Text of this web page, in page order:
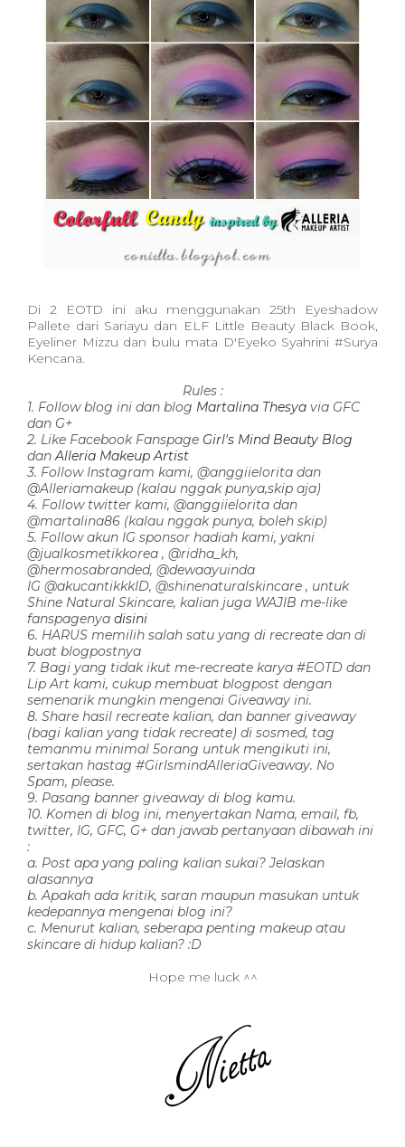
Di 2 EOTD ini aku menggunakan 25th Eyeshadow
Pallete dari Sariayu dan ELF Little Beauty Black Book,
Eyeliner Mizzu dan bulu mata D'Eyeko Syahrini #Surya
Kencana.
Rules :
1. Follow blog ini dan blog Martalina Thesya via GFC
dan G+
2. Like Facebook Fanspage Girl's Mind Beauty Blog
danAlleria Makeup Artist
3. Follow Instagram kami, @anggiielorita dan
@Alleriamakeup (kalau nggak punya,skip aja)
4. Follow twitter kami, @anggiielorita dan
@martalina86 (kalau nggak punya, boleh skip)
5. Follow akun IG sponsor hadiah kami, yakni
@jualkosmetikkorea , @ridha_kh,
@hermosabranded, @dewaayuinda
IG @akucantikkkID, @shinenaturalskincare , untuk
Shine Natural Skincare, kalian juga WAJIB me-like
fanspagenya disini
6. HARUS memilih salah satu yang di recreate dan di
buat blogpostnya
7. Bagi yang tidak ikut me-recreate karya #EOTD dan
Lip Art kami, cukup membuat blogpost dengan
semenarik mungkin mengenai Giveaway ini.
8. Share hasil recreate kalian, dan banner giveaway
(bagi kalian yang tidak recreate) di sosmed, tag
temanmu minimal 5orang untuk mengikuti ini,
sertakan hastag #GirlsmindAlleriaGiveaway. No
Spam, please.
9. Pasang banner giveaway di blog kamu.
10. Komen di blog ini, menyertakan Nama, email, fb,
twitter, IG, GFC, G+ dan jawab pertanyaan dibawah ini
:
a. Post apa yang paling kalian sukai? Jelaskan
alasannya
b. Apakah ada kritik, saran maupun masukan untuk
kedepannya mengenai blog ini?
c. Menurut kalian, seberapa penting makeup atau
skincare di hidup kalian? :D
Hope me luck ^^